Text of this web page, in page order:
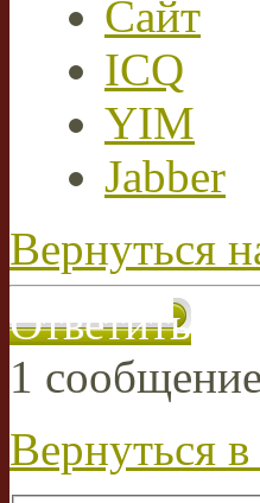
Сайт
ICQ
YIM
Jabber
Вернуться
Ответить
1
Вернуться